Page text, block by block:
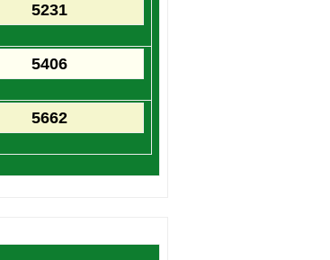
5231
5406
5662